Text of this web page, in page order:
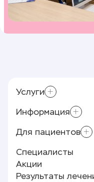
Услуги
Склеротерапия
Приём хирурга-
Минифлебэктомия
Лазерное лечение
Информация
Контролирующие
Реквизиты
О клинике
Для пациентов
Памятка пациенту
Полезные статьи
Специалисты
Акции
Результаты